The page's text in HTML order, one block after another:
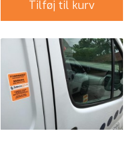
Tilføj til kurv